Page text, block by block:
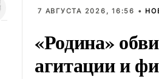
7 АВГУСТА 2026, 16:56 •
«Родина»
агитации и